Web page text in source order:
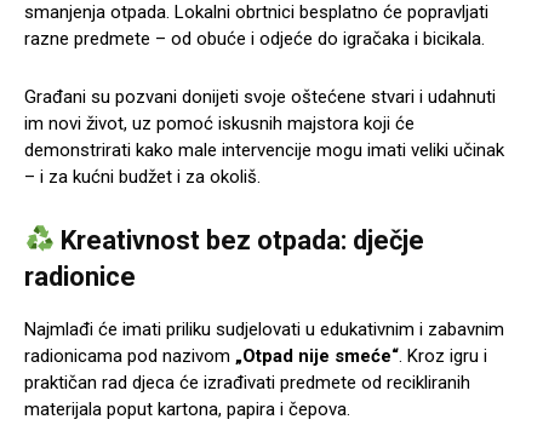
smanjenja otpada. Lokalni obrtnici besplatno će popravljati
razne predmete – od obuće i odjeće do igračaka i bicikala.
Građani su pozvani donijeti svoje oštećene stvari i udahnuti
im novi život, uz pomoć iskusnih majstora koji će
demonstrirati kako male intervencije mogu imati veliki učinak
– i za kućni budžet i za okoliš.
Kreativnost bez otpada: dječje
radionice
Najmlađi će imati priliku sudjelovati u edukativnim i zabavnim
radionicama pod nazivom „Otpad nije smeće“. Kroz igru i
praktičan rad djeca će izrađivati predmete od recikliranih
materijala poput kartona, papira i čepova.